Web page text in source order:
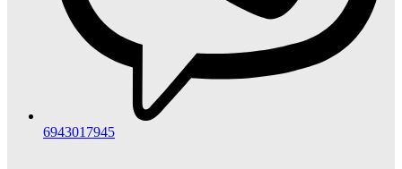
6943017945